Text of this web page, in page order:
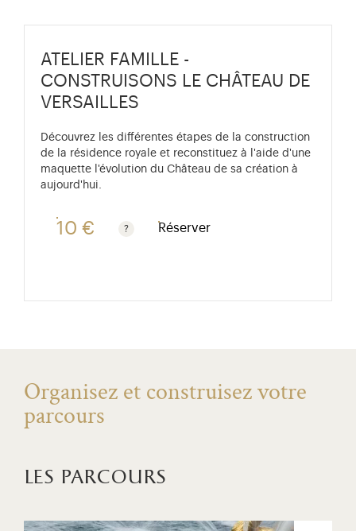
ATELIER FAMILLE -
CONSTRUISONS LE CHÂTEAU DE
VERSAILLES
Découvrez les différentes étapes de la construction
de la résidence royale et reconstituez à l'aide d'une
maquette l'évolution du Château de sa création à
aujourd'hui.
10 €
Gratuit pour les enfants de moins de 10 ans. Tarif
Réserver
Organisez et construisez votre
parcours
les parcours